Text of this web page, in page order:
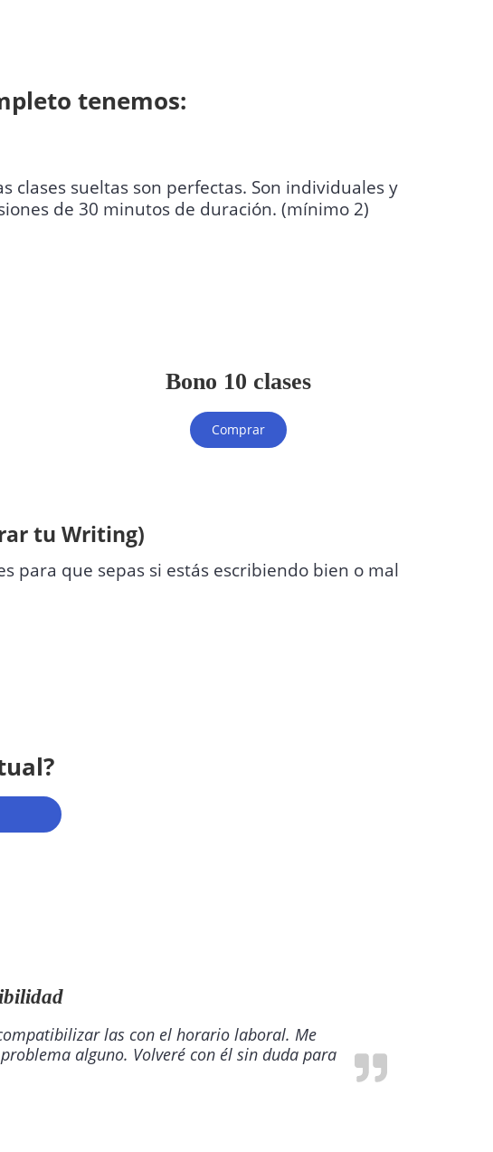
tenemos:
clases sueltas son perfectas. Son individuales y
de 30 minutos de duración. (mínimo 2)
Bono 10 clases
Comprar
tu Writing)
para que sepas si estás escribiendo bien o mal
las con el horario laboral. Me
alguno. Volveré con él sin duda para